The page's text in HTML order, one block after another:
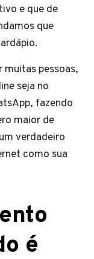
e que de
que
muitas pessoas,
seja no
fazendo
maior de
verdadeiro
como sua
é